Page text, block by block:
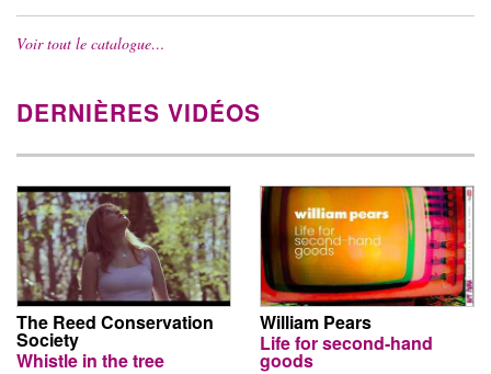
Voir tout le catalogue…
DERNIÈRES VIDÉOS
The Reed Conservation
Society
Whistle in the tree
William Pears
Life for second-hand
goods